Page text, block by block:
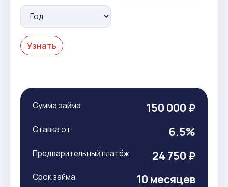
Узнать
Сумма займа 150 000 ₽
Ставка от 6.5%
Предварительный платёж 24 750 ₽
Срок займа 10 месяцев